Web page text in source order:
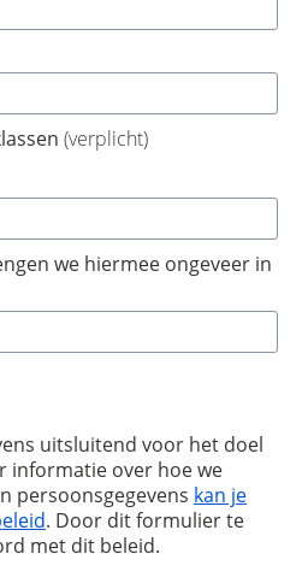
(verplicht)
we hiermee ongeveer in
uitsluitend voor het doel
informatie over hoe we
persoonsgegevens kan je
. Door dit formulier te
met dit beleid.